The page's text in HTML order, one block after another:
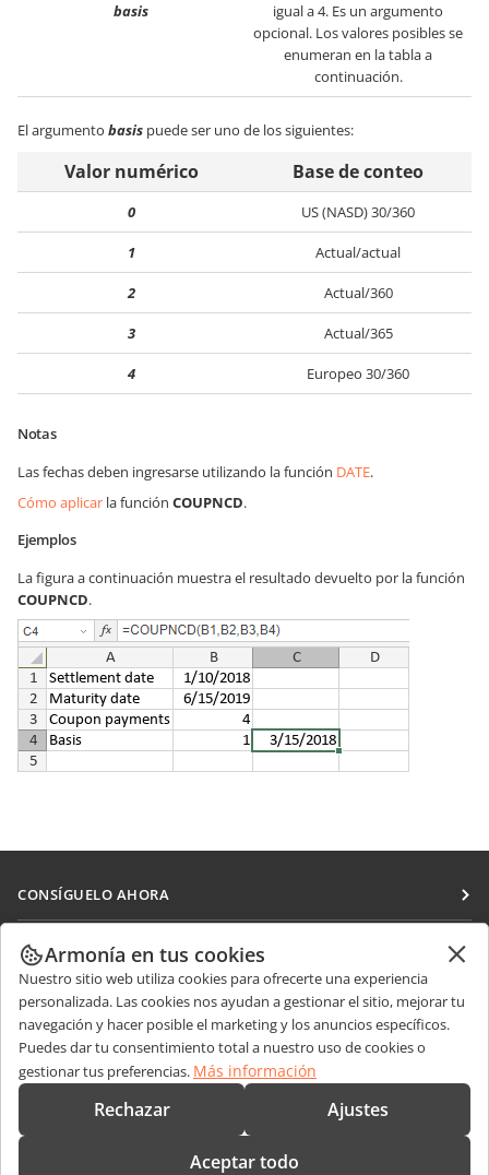
basis
igual a 4. Es un argumento
opcional. Los valores posibles se
enumeran en la tabla a
continuación.
El argumento basis puede ser uno de los siguientes:
Valor numérico Base de conteo
0 US (NASD) 30/360
1 Actual/actual
2 Actual/360
3 Actual/365
4 Europeo 30/360
Notas
Las fechas deben ingresarse utilizando la función DATE.
Cómo aplicar la función COUPNCD.
Ejemplos
La figura a continuación muestra el resultado devuelto por la función
COUPNCD.
CONSÍGUELO AHORA
Docs
DocSpace
Workspace
Conectores
Aplicaciones de escritorio
Aplicaciones móviles
COLABORAR
Para colaboradores
Para traductores
Para influencers
Vacantes
RECIBIR NOTICIAS
Blog
OBTENER AYUDA
Foro
CONTÁCTENOS
Preguntas de ventas
sales@onlyoffice.com
Armonía en tus cookies
Nuestro sitio web utiliza cookies para ofrecerte una experiencia
personalizada. Las cookies nos ayudan a gestionar el sitio, mejorar tu
navegación y hacer posible el marketing y los anuncios específicos.
Puedes dar tu consentimiento total a nuestro uso de cookies o
gestionar tus preferencias. Más información
Rechazar Ajustes
Aceptar todo